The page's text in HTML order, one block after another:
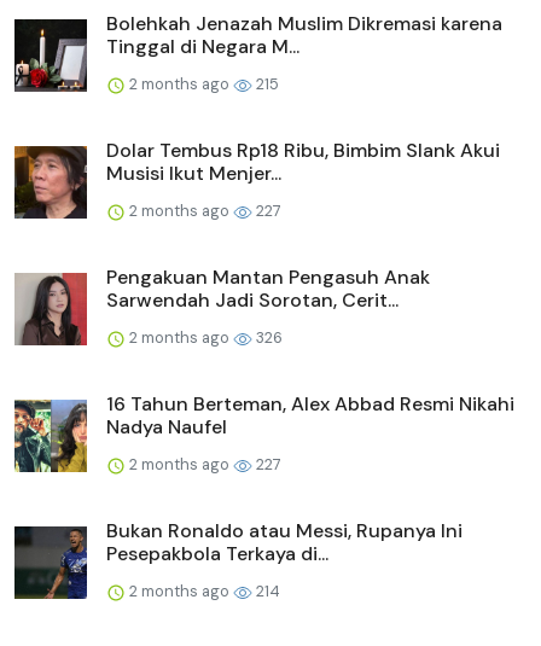
Bolehkah Jenazah Muslim Dikremasi karena
Tinggal di Negara M...
2 months ago 215
Dolar Tembus Rp18 Ribu, Bimbim Slank Akui
Musisi Ikut Menjer...
2 months ago 227
Pengakuan Mantan Pengasuh Anak
Sarwendah Jadi Sorotan, Cerit...
2 months ago 326
16 Tahun Berteman, Alex Abbad Resmi Nikahi
Nadya Naufel
2 months ago 227
Bukan Ronaldo atau Messi, Rupanya Ini
Pesepakbola Terkaya di...
2 months ago 214